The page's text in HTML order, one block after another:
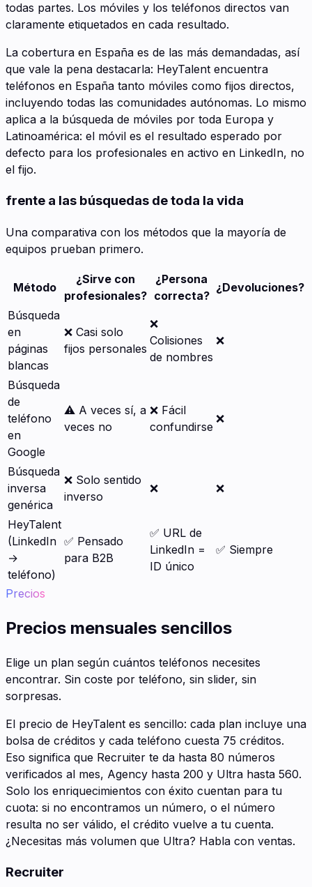
todas partes. Los móviles y los teléfonos directos van
claramente etiquetados en cada resultado.
La cobertura en España es de las más demandadas, así
que vale la pena destacarla: HeyTalent encuentra
teléfonos en España tanto móviles como fijos directos,
incluyendo todas las comunidades autónomas. Lo mismo
aplica a la búsqueda de móviles por toda Europa y
Latinoamérica: el móvil es el resultado esperado por
defecto para los profesionales en activo en LinkedIn, no
el fijo.
frente a las búsquedas de toda la vida
Una comparativa con los métodos que la mayoría de
equipos prueban primero.
Método
¿Sirve con
profesionales?
¿Persona
correcta?
¿Devoluciones?
Búsqueda
en
páginas
blancas
❌ Casi solo
fijos personales
❌
Colisiones
de nombres
❌
Búsqueda
de
teléfono
en
Google
⚠️ A veces sí, a
veces no
❌ Fácil
confundirse
❌
Búsqueda
inversa
genérica
❌ Solo sentido
inverso
❌ ❌
HeyTalent
(LinkedIn
→
teléfono)
✅ Pensado
para B2B
✅ URL de
LinkedIn =
ID único
✅ Siempre
Precios
Precios mensuales sencillos
Elige un plan según cuántos teléfonos necesites
encontrar. Sin coste por teléfono, sin slider, sin
sorpresas.
El precio de HeyTalent es sencillo: cada plan incluye una
bolsa de créditos y cada teléfono cuesta 75 créditos.
Eso significa que Recruiter te da hasta 80 números
verificados al mes, Agency hasta 200 y Ultra hasta 560.
Solo los enriquecimientos con éxito cuentan para tu
cuota: si no encontramos un número, o el número
resulta no ser válido, el crédito vuelve a tu cuenta.
¿Necesitas más volumen que Ultra? Habla con ventas.
Recruiter